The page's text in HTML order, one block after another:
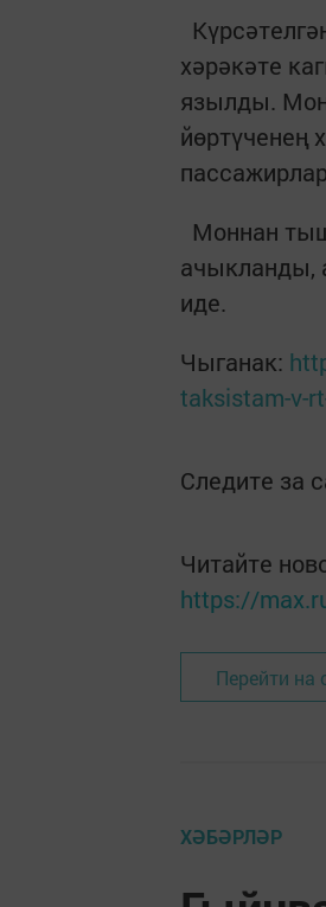
хәрәкәте
язылды.
йөртүченең
Моннан
ачыкланды,
иде.
Чыганак:
taksistam-v-
Следите за
Читайте
https://
Перейти на
ХӘБӘРЛӘР